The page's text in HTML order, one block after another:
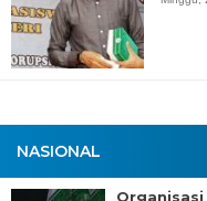
NASIONAL